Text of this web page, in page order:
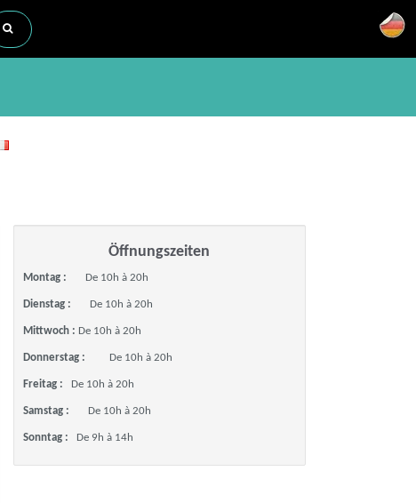
Öffnungszeiten
Montag : De 10h à 20h
Dienstag : De 10h à 20h
Mittwoch : De 10h à 20h
Donnerstag : De 10h à 20h
Freitag : De 10h à 20h
Samstag : De 10h à 20h
Sonntag : De 9h à 14h